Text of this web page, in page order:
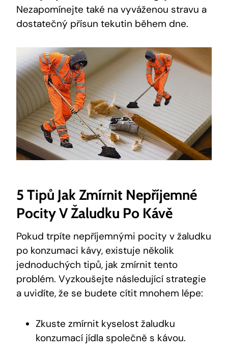
Nezapomínejte také na vyváženou stravu a
dostatečný přísun tekutin během dne.
5 Tipů Jak Zmírnit Nepříjemné
Pocity V Žaludku Po Kávě
Pokud trpíte nepříjemnými pocity v žaludku
po konzumaci kávy, existuje několik
jednoduchých tipů, jak zmírnit tento
problém. Vyzkoušejte následující strategie
a uvidíte, že se budete cítit mnohem lépe:
Zkuste zmírnit kyselost žaludku
konzumací jídla společně s kávou.